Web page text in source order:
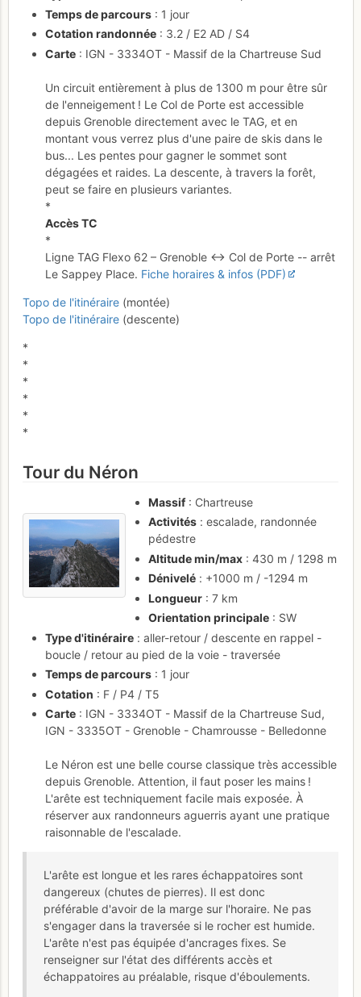
Temps de parcours : 1 jour
Cotation randonnée : 3.2 / E2 AD / S4
Carte : IGN - 3334OT - Massif de la Chartreuse Sud
Un circuit entièrement à plus de 1300 m pour être sûr
de l'enneigement ! Le Col de Porte est accessible
depuis Grenoble directement avec le TAG, et en
montant vous verrez plus d'une paire de skis dans le
bus... Les pentes pour gagner le sommet sont
dégagées et raides. La descente, à travers la forêt,
peut se faire en plusieurs variantes.
*
Accès TC
*
Ligne TAG Flexo 62 – Grenoble ↔ Col de Porte -- arrêt
Le Sappey Place. Fiche horaires & infos (PDF)
Topo de l'itinéraire (montée)
Topo de l'itinéraire (descente)
*
*
*
*
*
*
Tour du Néron
Massif: Chartreuse
Activités : escalade, randonnée
pédestre
Altitude min/max : 430 m / 1298 m
Dénivelé : +1000 m / -1294 m
Longueur : 7 km
Orientation principale : SW
Type d'itinéraire : aller-retour / descente en rappel -
boucle / retour au pied de la voie - traversée
Temps de parcours : 1 jour
Cotation : F / P4 / T5
Carte : IGN - 3334OT - Massif de la Chartreuse Sud,
IGN - 3335OT - Grenoble - Chamrousse - Belledonne
Le Néron est une belle course classique très accessible
depuis Grenoble. Attention, il faut poser les mains !
L'arête est techniquement facile mais exposée. À
réserver aux randonneurs aguerris ayant une pratique
raisonnable de l'escalade.
L'arête est longue et les rares échappatoires sont
dangereux (chutes de pierres). Il est donc
préférable d'avoir de la marge sur l'horaire. Ne pas
s'engager dans la traversée si le rocher est humide.
L'arête n'est pas équipée d'ancrages fixes. Se
renseigner sur l'état des différents accès et
échappatoires au préalable, risque d'éboulements.